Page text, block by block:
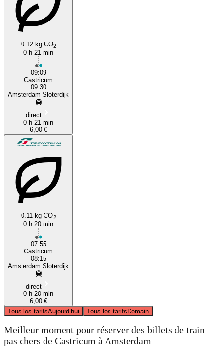
0.12 kg CO2
0 h 21 min
09:09
Castricum
09:30
Amsterdam Sloterdijk
direct
0 h 21 min
6,00 €
0.11 kg CO2
0 h 20 min
07:55
Castricum
08:15
Amsterdam Sloterdijk
direct
0 h 20 min
6,00 €
Tous les tarifsAujourd’hui Tous les tarifsDemain
Meilleur moment pour réserver des billets de train
pas chers de Castricum à Amsterdam